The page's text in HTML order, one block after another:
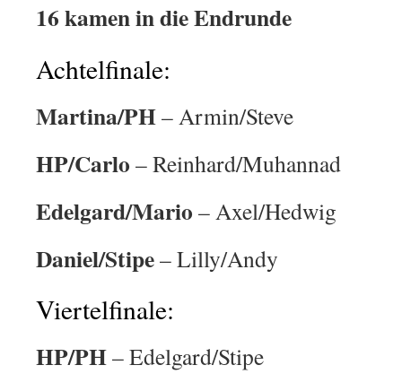
16 kamen in die Endrunde
Achtelfinale:
Martina/PH– Armin/Steve
HP/Carlo – Reinhard/Muhannad
Edelgard/Mario – Axel/Hedwig
Daniel/Stipe– Lilly/Andy
Viertelfinale:
HP/PH– Edelgard/Stipe